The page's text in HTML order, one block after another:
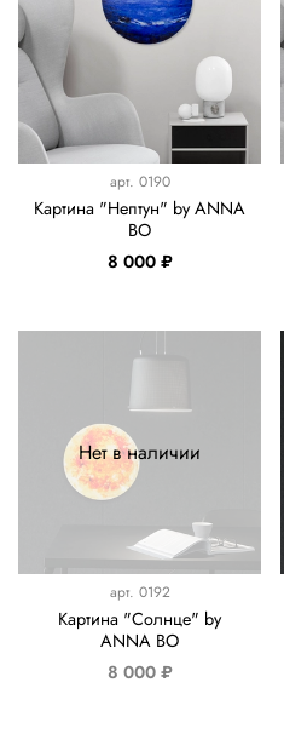
арт. 0190
Картина "Нептун" by ANNA
BO
8 000 ₽
Нет в наличии
арт. 0192
Картина "Солнце" by
ANNA BO
8 000 ₽